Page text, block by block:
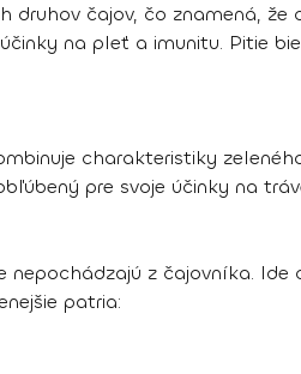
druhov čajov, čo znamená,
na pleť a imunitu. Pitie
charakteristiky
pre svoje účinky na
nepochádzajú z čajovníka.
patria: